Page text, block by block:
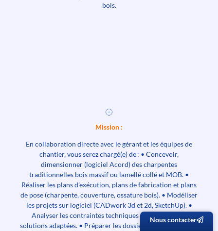
Nous contacter
bois.
Mission :
En collaboration directe avec le gérant et les équipes de
chantier, vous serez chargé(e) de : • Concevoir,
dimensionner (logiciel Acord) des charpentes
traditionnelles bois massif ou lamellé collé et MOB. •
Réaliser les plans d’exécution, plans de fabrication et plans
de pose (charpente, couverture, ossature bois). • Modéliser
les projets sur logiciel (CADwork 3d et 2d, SketchUp). •
Analyser les contraintes techniques et proposer des
solutions adaptées. • Préparer les dossiers techniques pour